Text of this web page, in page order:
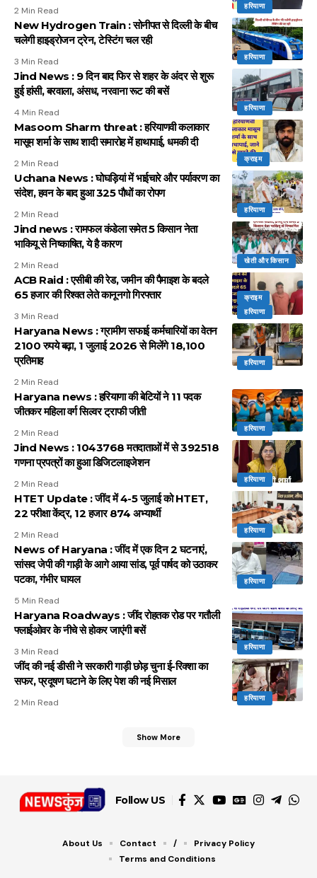
हरियाणा
2 Min Read
हरियाणा
New Hydrogen Train : सोनीपत से दिल्ली के बीच
चलेगी हाइड्रोजन ट्रेन, टेस्टिंग चल रही
3 Min Read
हरियाणा
Jind News : 9 दिन बाद फिर से शहर के अंदर से शुरू
हुई हांसी, बरवाला, अंसध, नरवाना रूट की बसें
4 Min Read
क्राइम
Masoom Sharm threat : हरियाणवी कलाकार
मासूम शर्मा के साथ शादी समारोह में हाथापाई, धमकी दी
2 Min Read
हरियाणा
Uchana News : घोघड़ियां में भाईचारे और पर्यावरण का
संदेश, हवन के बाद हुआ 325 पौधों का रोपण
2 Min Read
खेती और किसान
Jind news : रामफल कंडेला समेत 5 किसान नेता
भाकियू से निष्काषित, ये है कारण
2 Min Read
क्राइम
हरियाणा
ACB Raid : एसीबी की रेड, जमीन की पैमाइश के बदले
65 हजार की रिश्वत लेते कानूनगो गिरफ्तार
3 Min Read
हरियाणा
Haryana News : ग्रामीण सफाई कर्मचारियों का वेतन
2100 रुपये बढ़ा, 1 जुलाई 2026 से मिलेंगे 18,100
प्रतिमाह
2 Min Read
हरियाणा
Haryana news : हरियाणा की बेटियों ने 11 पदक
जीतकर महिला वर्ग सिल्वर ट्राफी जीती
2 Min Read
हरियाणा
Jind News : 1043768 मतदाताओं में से 392518
गणना प्रपत्रों का हुआ डिजिटलाइजेशन
2 Min Read
हरियाणा
HTET Update : जींद में 4-5 जुलाई को HTET,
22 परीक्षा केंद्र, 12 हजार 874 अभ्यार्थी
2 Min Read
हरियाणा
News of Haryana : जींद में एक दिन 2 घटनाएं,
सांसद जेपी की गाड़ी के आगे आया सांड, पूर्व पार्षद को उठाकर
पटका, गंभीर घायल
5 Min Read
हरियाणा
Haryana Roadways : जींद रोहतक रोड पर गतौली
फ्लाईओवर के नीचे से होकर जाएंगी बसें
3 Min Read
हरियाणा
जींद की नई डीसी ने सरकारी गाड़ी छोड़ चुना ई-रिक्शा का
सफर, प्रदूषण घटाने के लिए पेश की नई मिसाल
2 Min Read
Show More
Follow US
About Us Contact /
Privacy Policy
Terms and Conditions